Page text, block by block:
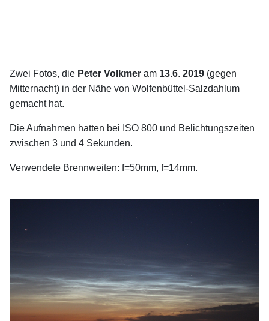
Zwei Fotos, die Peter Volkmer am 13.6. 2019 (gegen
Mitternacht) in der Nähe von Wolfenbüttel-Salzdahlum
gemacht hat.
Die Aufnahmen hatten bei ISO 800 und Belichtungszeiten
zwischen 3 und 4 Sekunden.
Verwendete Brennweiten: f=50mm, f=14mm.